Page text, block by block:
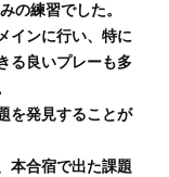
の練習でした。
インに行い、特に
る良いプレーも多
を発見することが
本合宿で出た課題